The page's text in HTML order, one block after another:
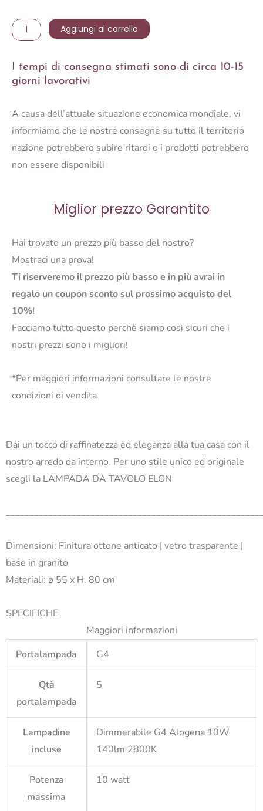
LAMPADA
DA
ELON
quantità
Aggiungi al carrello
I tempi di consegna stimati sono di circa 10-15
giorni lavorativi
A causa dell’attuale situazione economica mondiale, vi
informiamo che le nostre consegne su tutto il territorio
nazione potrebbero subire ritardi o i prodotti potrebbero
non essere disponibili
Miglior prezzo Garantito
Hai trovato un prezzo più basso del nostro?
Mostraci una prova!
Ti riserveremo il prezzo più basso e in più avrai in
regalo un coupon sconto sul prossimo acquisto del
10%!
Facciamo tutto questo perchè siamo così sicuri che i
nostri prezzi sono i migliori!
*Per maggiori informazioni consultare le nostre
condizioni di vendita
Dai un tocco di raffinatezza ed eleganza alla tua casa con il
nostro arredo da interno. Per uno stile unico ed originale
scegli la LAMPADA DA TAVOLO ELON
Dimensioni: Finitura ottone anticato | vetro trasparente |
base in granito
Materiali: ø 55 x H. 80 cm
SPECIFICHE
Maggiori informazioni
Portalampada
G4
Qtà
portalampada
5
Lampadine
incluse
Dimmerabile G4 Alogena 10W
140lm 2800K
Potenza
massima
10 watt